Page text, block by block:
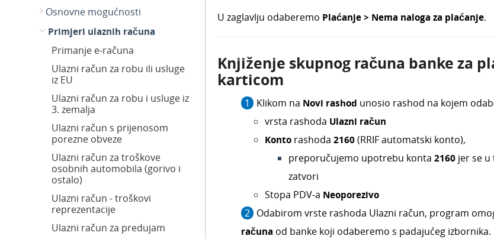
Osnovne mogućnosti
Primjeri ulaznih računa
Primanje e-računa
Ulazni račun za robu ili usluge
iz EU
Ulazni račun za robu i usluge iz
3. zemalja
Ulazni račun s prijenosom
porezne obveze
Ulazni račun za troškove
osobnih automobila (gorivo i
ostalo)
Ulazni račun - troškovi
reprezentacije
Ulazni račun za predujam
U zaglavlju odaberemo Plaćanje > Nema naloga za plaćanje.
Knjiženje skupnog računa banke za
karticom
Klikom na Novi rashod unosio rashod na kojem
vrsta rashoda Ulazni račun
Konto rashoda 2160(RRIF automatski konto),
preporučujemo upotrebu konta 2160 jer se
zatvori
Stopa PDV-a Neoporezivo
Odabirom vrste rashoda Ulazni račun, program
računa od banke koji odaberemo s padajućeg izbornika.